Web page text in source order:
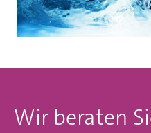
Wir beraten